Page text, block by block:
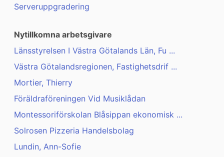
Serveruppgradering
Nytillkomna arbetsgivare
Länsstyrelsen I Västra Götalands Län, Fu ...
Västra Götalandsregionen, Fastighetsdrif ...
Mortier, Thierry
Föräldraföreningen Vid Musiklådan
Montessoriförskolan Blåsippan ekonomisk ...
Solrosen Pizzeria Handelsbolag
Lundin, Ann-Sofie